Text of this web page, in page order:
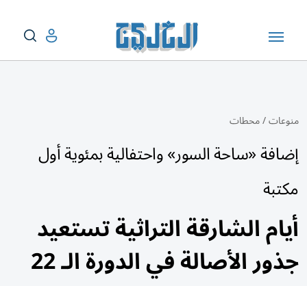
منوعات/محطات
إضافة «ساحة السور» واحتفالية بمئوية أول
مكتبة
أيام الشارقة التراثية تستعيد
جذور الأصالة في الدورة الـ 22